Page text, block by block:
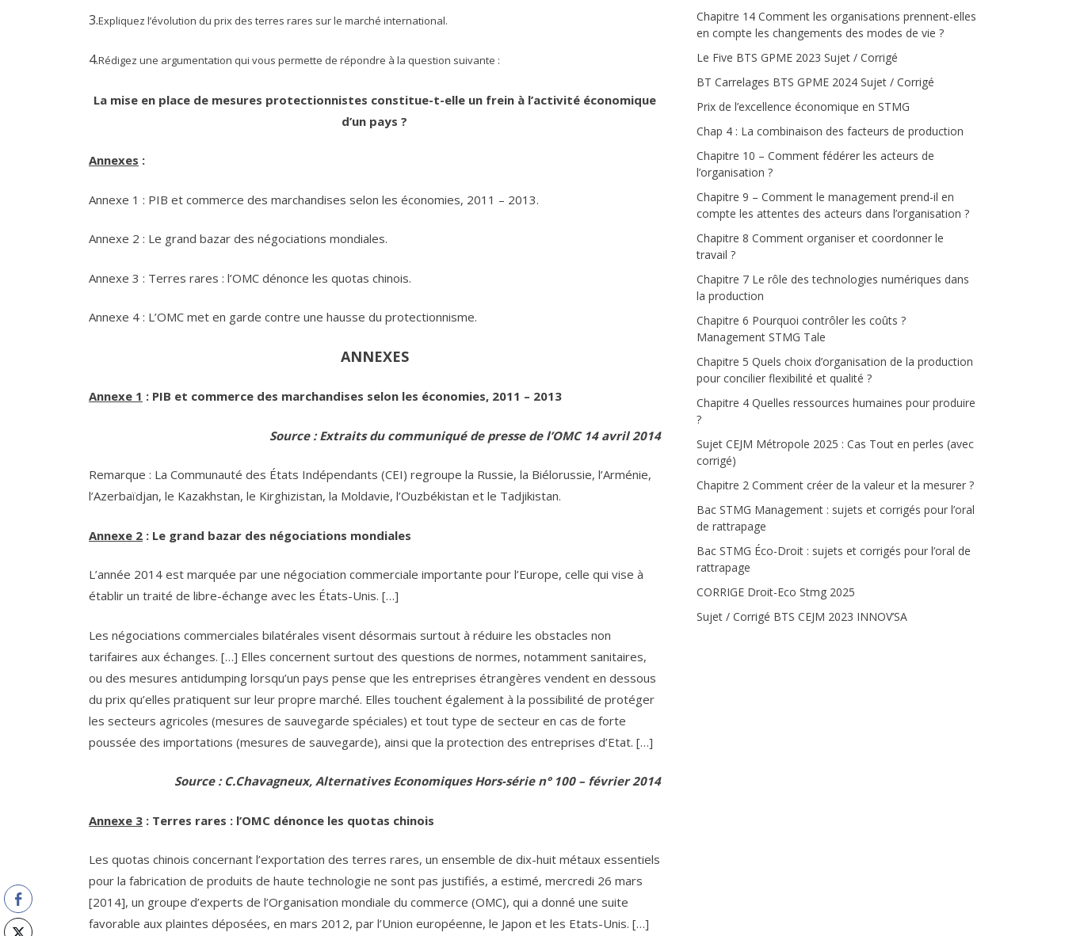
3.Expliquez l’évolution du prix des terres rares sur le marché international.
4.Rédigez une argumentation qui vous permette de répondre à la question suivante :
La mise en place de mesures protectionnistes constitue-t-elle un frein à l’activité économique
d’un pays ?
Annexes :
Annexe 1 : PIB et commerce des marchandises selon les économies, 2011 – 2013.
Annexe 2 : Le grand bazar des négociations mondiales.
Annexe 3 : Terres rares : l’OMC dénonce les quotas chinois.
Annexe 4 : L’OMC met en garde contre une hausse du protectionnisme.
ANNEXES
Annexe 1 : PIB et commerce des marchandises selon les économies, 2011 – 2013
Source : Extraits du communiqué de presse de l’OMC 14 avril 2014
Remarque : La Communauté des États Indépendants (CEI) regroupe la Russie, la Biélorussie, l’Arménie,
l’Azerbaïdjan, le Kazakhstan, le Kirghizistan, la Moldavie, l’Ouzbékistan et le Tadjikistan.
Annexe 2 : Le grand bazar des négociations mondiales
L’année 2014 est marquée par une négociation commerciale importante pour l’Europe, celle qui vise à
établir un traité de libre-échange avec les États-Unis. […]
Les négociations commerciales bilatérales visent désormais surtout à réduire les obstacles non
tarifaires aux échanges. […] Elles concernent surtout des questions de normes, notamment sanitaires,
ou des mesures antidumping lorsqu’un pays pense que les entreprises étrangères vendent en dessous
du prix qu’elles pratiquent sur leur propre marché. Elles touchent également à la possibilité de protéger
les secteurs agricoles (mesures de sauvegarde spéciales) et tout type de secteur en cas de forte
poussée des importations (mesures de sauvegarde), ainsi que la protection des entreprises d’Etat. […]
Source : C.Chavagneux, Alternatives Economiques Hors-série n° 100 – février 2014
Annexe 3 : Terres rares : l’OMC dénonce les quotas chinois
Les quotas chinois concernant l’exportation des terres rares, un ensemble de dix-huit métaux essentiels
pour la fabrication de produits de haute technologie ne sont pas justifiés, a estimé, mercredi 26 mars
[2014], un groupe d’experts de l’Organisation mondiale du commerce (OMC), qui a donné une suite
favorable aux plaintes déposées, en mars 2012, par l’Union européenne, le Japon et les Etats-Unis. […]
Chapitre 14 Comment les organisations prennent-elles
en compte les changements des modes de vie ?
Le Five BTS GPME 2023 Sujet / Corrigé
BT Carrelages BTS GPME 2024 Sujet / Corrigé
Prix de l’excellence économique en STMG
Chap 4 : La combinaison des facteurs de production
Chapitre 10 – Comment fédérer les acteurs de
l’organisation ?
Chapitre 9 – Comment le management prend-il en
compte les attentes des acteurs dans l’organisation ?
Chapitre 8 Comment organiser et coordonner le
travail ?
Chapitre 7 Le rôle des technologies numériques dans
la production
Chapitre 6 Pourquoi contrôler les coûts ?
Management STMG Tale
Chapitre 5 Quels choix d’organisation de la production
pour concilier flexibilité et qualité ?
Chapitre 4 Quelles ressources humaines pour produire
?
Sujet CEJM Métropole 2025 : Cas Tout en perles (avec
corrigé)
Chapitre 2 Comment créer de la valeur et la mesurer ?
Bac STMG Management : sujets et corrigés pour l’oral
de rattrapage
Bac STMG Éco-Droit : sujets et corrigés pour l’oral de
rattrapage
CORRIGE Droit-Eco Stmg 2025
Sujet / Corrigé BTS CEJM 2023 INNOV’SA